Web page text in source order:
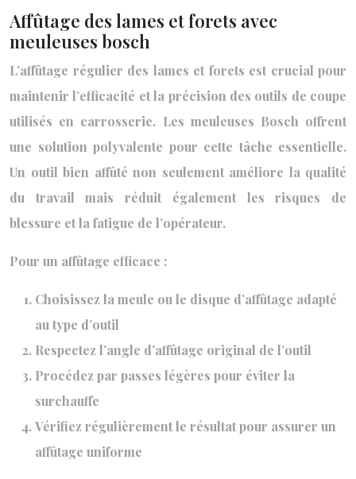
Affûtage des lames et forets avec
meuleuses bosch
L’affûtage régulier des lames et forets est crucial pour
maintenir l’efficacité et la précision des outils de coupe
utilisés en carrosserie. Les meuleuses Bosch offrent
une solution polyvalente pour cette tâche essentielle.
Un outil bien affûté non seulement améliore la qualité
du travail mais réduit également les risques de
blessure et la fatigue de l’opérateur.
Pour un affûtage efficace :
Choisissez la meule ou le disque d’affûtage adapté
au type d’outil
Respectez l’angle d’affûtage original de l’outil
Procédez par passes légères pour éviter la
surchauffe
Vérifiez régulièrement le résultat pour assurer un
affûtage uniforme